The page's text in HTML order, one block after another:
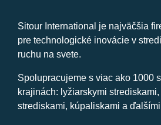
Sitour International je najväčšia
pre technologické inovácie v
ruchu na svete.
Spolupracujeme s viac ako 1000
krajinách: lyžiarskymi
strediskami, kúpaliskami a